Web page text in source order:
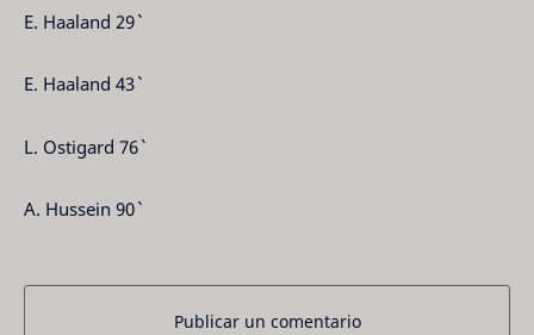
E. Haaland 29`
E. Haaland 43`
L. Ostigard 76`
A. Hussein 90`
Publicar un comentario